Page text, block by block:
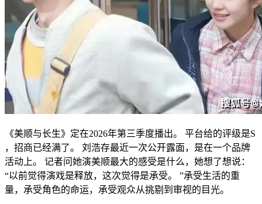
《美顺与长生》定在2026年第三季度播出。 平台给的评级是S
，招商已经满了。 刘浩存最近一次公开露面，是在一个品牌
活动上。 记者问她演美顺最大的感受是什么，她想了想说：
“以前觉得演戏是释放，这次觉得是承受。 ”承受生活的重
量，承受角色的命运，承受观众从挑剔到审视的目光。